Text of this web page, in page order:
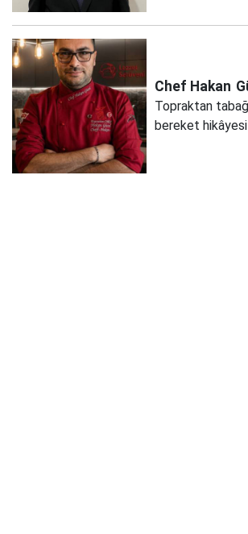
Chef Hakan
Topraktan
bereket hikâyesi